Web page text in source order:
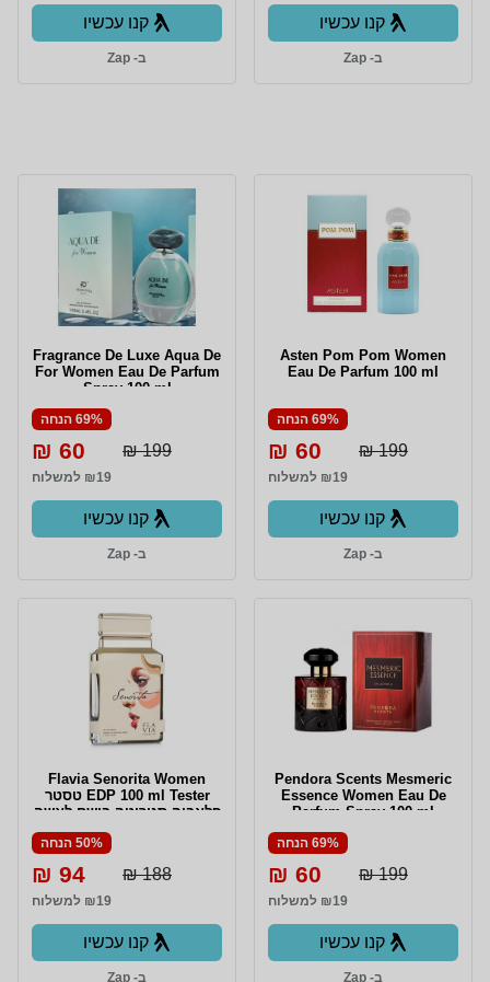
קנו עכשיו
ב- Zap
קנו עכשיו
ב- Zap
Asten Pom Pom Women
Eau De Parfum 100 ml
69% הנחה
199 ₪
60 ₪
₪19 למשלוח
קנו עכשיו
ב- Zap
Fragrance De Luxe Aqua De
For Women Eau De Parfum
Spray 100 ml
69% הנחה
199 ₪
60 ₪
₪19 למשלוח
קנו עכשיו
ב- Zap
Pendora Scents Mesmeric
Essence Women Eau De
Parfum Spray 100 ml
69% הנחה
199 ₪
60 ₪
₪19 למשלוח
קנו עכשיו
ב- Zap
Flavia Senorita Women
EDP 100 ml Tester טסטר
פלאביה סנוריטה בושם לאשה
50% הנחה
188 ₪
94 ₪
₪19 למשלוח
קנו עכשיו
ב- Zap